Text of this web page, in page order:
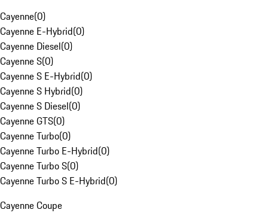
Cayenne(0)
Cayenne E-Hybrid(0)
Cayenne Diesel(0)
Cayenne S(0)
Cayenne S E-Hybrid(0)
Cayenne S Hybrid(0)
Cayenne S Diesel(0)
Cayenne GTS(0)
Cayenne Turbo(0)
Cayenne Turbo E-Hybrid(0)
Cayenne Turbo S(0)
Cayenne Turbo S E-Hybrid(0)
Cayenne Coupe